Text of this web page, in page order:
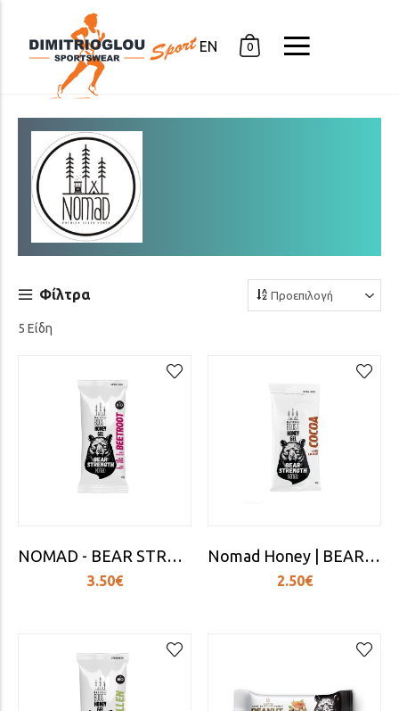
EN 0
Φίλτρα
5 Είδη
NOMAD - BEAR STRENGTH BEETROOT (30MG GUARANA CAFFEINE)
3.50€
Nomad Honey | BEAR STRENGTH COCOA 35gr.
2.50€